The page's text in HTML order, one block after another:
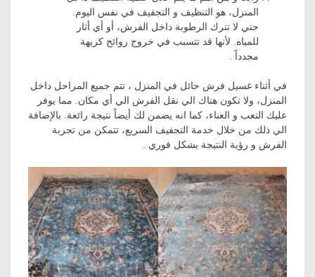
المنزل، هو التنظيف و التجفيف في نفس اليوم.
حتي لا تترك الرطوبة داخل الفرش، أو أي أثار
للمياه. لأنها قد تتسبب في خروج روائح كريهة
مجدداً .
في أثناء غسيل فرش حائل في المنزل ، تتم جميع المراحل داخل
المنزل، ولا تكون هناك الي نقل الفرش الي أي مكان. مما يوفر
عليك التعب و العناء، كما انه يضمن لك أيضاً نتيجة رائعة. بالإضافة
الي ذلك من خلال خدمة التجفيف السريع، تتمكن من تجربة
الفرش و رؤية النتيجة بشكل فوري .